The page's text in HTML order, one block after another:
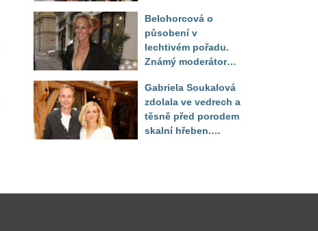
Sandeva
Belohorcová o
působení v
lechtivém pořadu.
Známý moderátor
sledoval pod dekou
Gabriela Soukalová
zdolala ve vedrech a
těsně před porodem
skalní hřeben.